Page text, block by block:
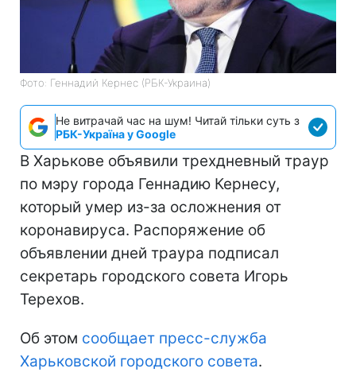
Фото: Геннадий Кернес (РБК-Украина)
Не витрачай час на шум! Читай тільки суть з
РБК-Україна у Google
В Харькове объявили трехдневный траур
по мэру города Геннадию Кернесу,
который умер из-за осложнения от
коронавируса. Распоряжение об
объявлении дней траура подписал
секретарь городского совета Игорь
Терехов.
Об этом сообщает пресс-служба
Харьковской городского совета.